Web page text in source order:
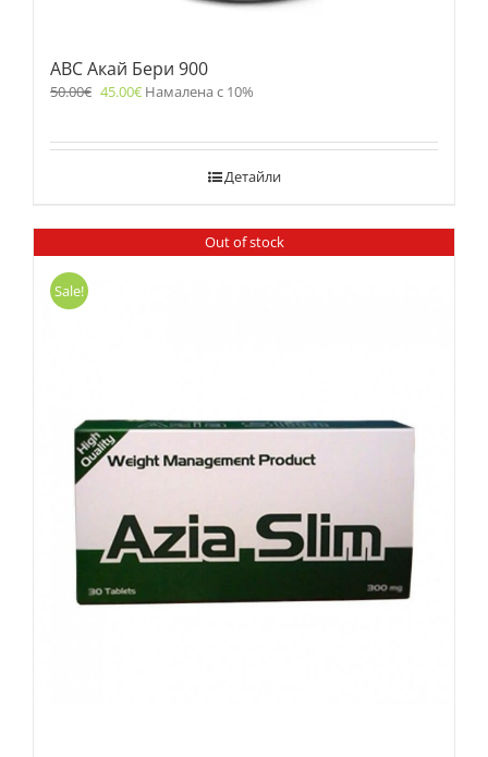
ABC Акай Бери 900
50.00€ 45.00€ Намалена с 10%
Детайли
Out of stock
Sale!